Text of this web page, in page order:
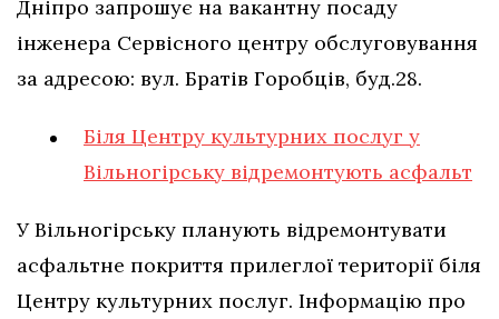
Дніпро запрошує на вакантну посаду
інженера Сервісного центру обслуговування
за адресою: вул. Братів Горобців, буд.28.
Біля Центру культурних послуг у
Вільногірську відремонтують асфальт
У Вільногірську планують відремонтувати
асфальтне покриття прилеглої території біля
Центру культурних послуг. Інформацію про